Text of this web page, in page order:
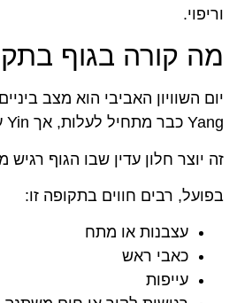
וריפוי.
מה קורה בגוף
יום השוויון האביבי הוא מצב
Yang כבר מתחיל לעלות, אך Yin עדיין נוכח.
זה יוצר חלון עדין שבו הגוף רגיש
בפועל, רבים חווים בתקופה זו:
עצבנות או מתח
כאבי ראש
עייפות